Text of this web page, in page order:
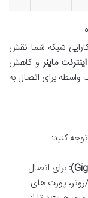
شبکه شما نقش
ماینرو کاهش
برای اتصال به
کنید:
برای اتصال
پورت های